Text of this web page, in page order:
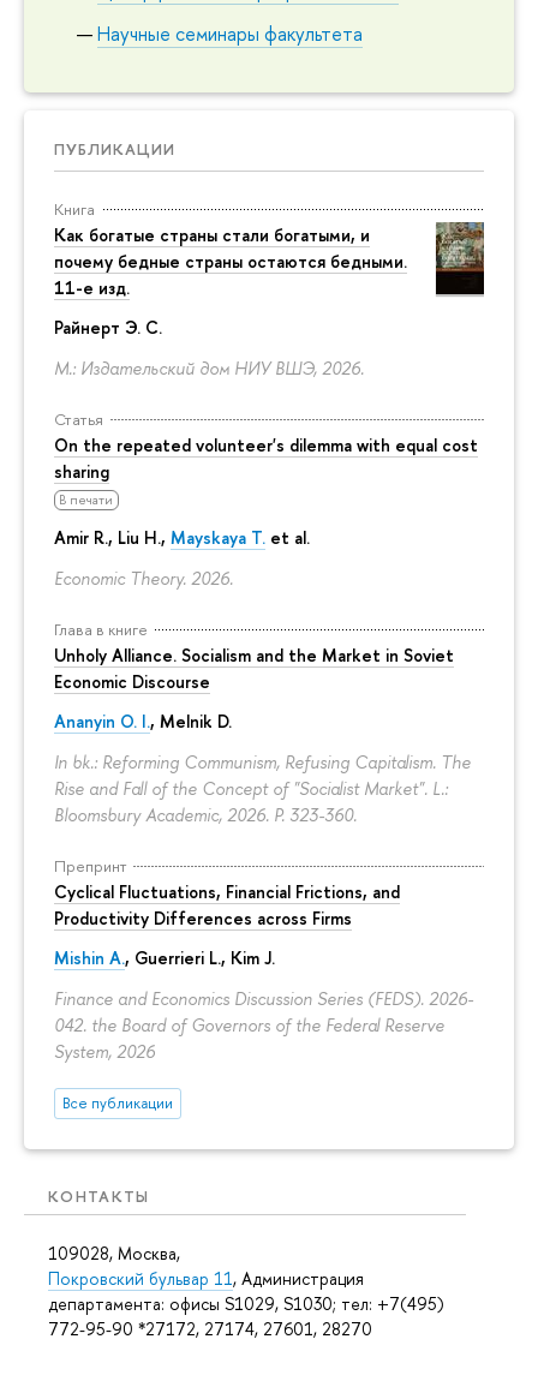
Научные семинары факультета
ПУБЛИКАЦИИ
Книга
Как богатые страны стали богатыми, и
почему бедные страны остаются бедными.
11-е изд.
Райнерт Э. С.
М.: Издательский дом НИУ ВШЭ, 2026.
Статья
On the repeated volunteer's dilemma with equal cost
sharing
В печати
Amir R., Liu H., Mayskaya T. et al.
Economic Theory. 2026.
Глава в книге
Unholy Alliance. Socialism and the Market in Soviet
Economic Discourse
Ananyin O. I., Melnik D.
In bk.: Reforming Communism, Refusing Capitalism. The
Rise and Fall of the Concept of "Socialist Market". L.:
Bloomsbury Academic, 2026. P. 323-360.
Препринт
Cyclical Fluctuations, Financial Frictions, and
Productivity Differences across Firms
Mishin A., Guerrieri L., Kim J.
Finance and Economics Discussion Series (FEDS). 2026-
042. the Board of Governors of the Federal Reserve
System, 2026
Все публикации
КОНТАКТЫ
109028, Москва,
Покровский бульвар 11, Администрация
департамента: офисы S1029, S1030; тел: +7(495)
772-95-90 *27172, 27174, 27601, 28270